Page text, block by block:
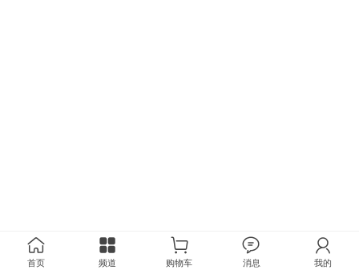
首页 频道 购物车 消息 我的